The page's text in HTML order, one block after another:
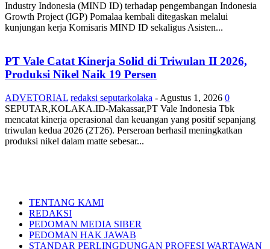
Industry Indonesia (MIND ID) terhadap pengembangan Indonesia
Growth Project (IGP) Pomalaa kembali ditegaskan melalui
kunjungan kerja Komisaris MIND ID sekaligus Asisten...
PT Vale Catat Kinerja Solid di Triwulan II 2026,
Produksi Nikel Naik 19 Persen
ADVETORIAL redaksi seputarkolaka - Agustus 1, 2026 0
SEPUTAR,KOLAKA.ID-Makassar,PT Vale Indonesia Tbk
mencatat kinerja operasional dan keuangan yang positif sepanjang
triwulan kedua 2026 (2T26). Perseroan berhasil meningkatkan
produksi nikel dalam matte sebesar...
TENTANG KAMI
REDAKSI
PEDOMAN MEDIA SIBER
PEDOMAN HAK JAWAB
STANDAR PERLINGDUNGAN PROFESI WARTAWAN